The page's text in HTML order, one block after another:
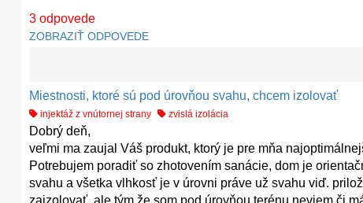
3 odpovede
ZOBRAZIŤ ODPOVEDE
Miestnosti, ktoré sú pod úrovňou svahu, chcem izolovať
injektáž z vnútornej strany zvislá izolácia
Dobrý deň,
veľmi ma zaujal Váš produkt, ktorý je pre mňa
Potrebujem poradiť so zhotovením sanácie, dom je
svahu a všetka vlhkosť je v úrovni práve už svahu viď.